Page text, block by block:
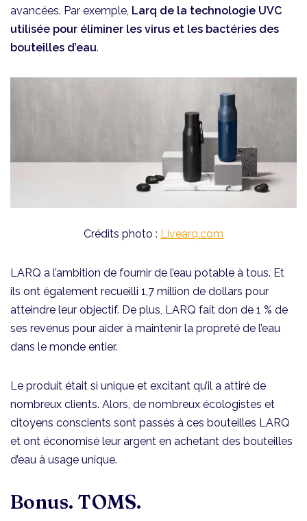
avancées. Par exemple, Larq de la technologie UVC
utilisée pour éliminer les virus et les bactéries des
bouteilles d’eau.
Crédits photo : Livearq.com
LARQ a l’ambition de fournir de l’eau potable à tous. Et
ils ont également recueilli 1,7 million de dollars pour
atteindre leur objectif. De plus, LARQ fait don de 1 % de
ses revenus pour aider à maintenir la propreté de l’eau
dans le monde entier.
Le produit était si unique et excitant qu’il a attiré de
nombreux clients. Alors, de nombreux écologistes et
citoyens conscients sont passés à ces bouteilles LARQ
et ont économisé leur argent en achetant des bouteilles
d’eau à usage unique.
Bonus. TOMS.